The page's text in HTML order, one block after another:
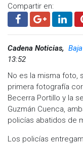
Compartir en:
Cadena Noticias,
13:52
No es la misma foto,
primera fotografía
Becerra Portillo y la
Guzmán Cuenca,
policías abatidos de
Los policías